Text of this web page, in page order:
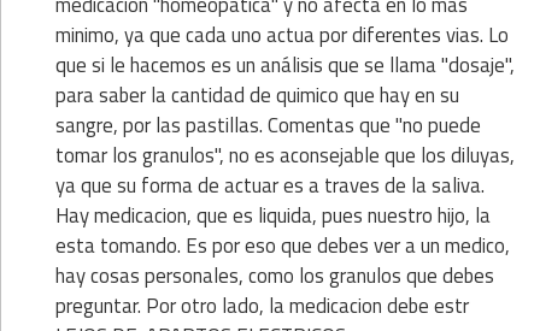
minimo, ya que cada uno actua por diferentes vias. Lo
que si le hacemos es un análisis que se llama "dosaje",
para saber la cantidad de quimico que hay en su
sangre, por las pastillas. Comentas que "no puede
tomar los granulos", no es aconsejable que los diluyas,
ya que su forma de actuar es a traves de la saliva.
Hay medicacion, que es liquida, pues nuestro hijo, la
esta tomando. Es por eso que debes ver a un medico,
hay cosas personales, como los granulos que debes
preguntar. Por otro lado, la medicacion debe estr